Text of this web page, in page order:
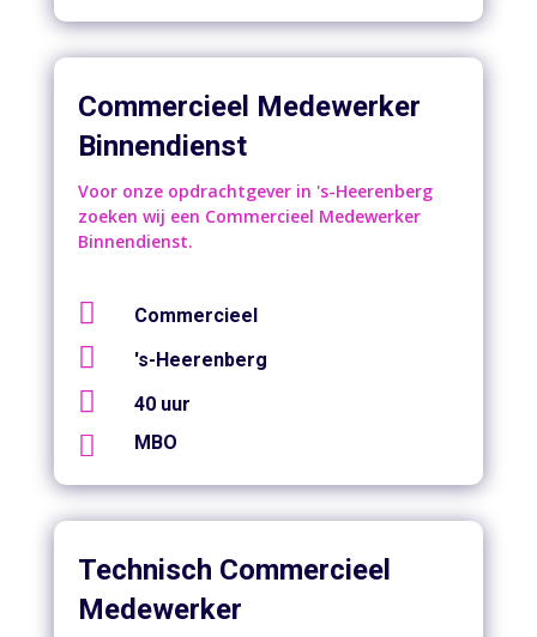
Commercieel Medewerker
Binnendienst
Voor onze opdrachtgever in 's-Heerenberg
zoeken wij een Commercieel Medewerker
Binnendienst.
 Commercieel
 's-Heerenberg
 40 uur
 MBO
Technisch Commercieel
Medewerker